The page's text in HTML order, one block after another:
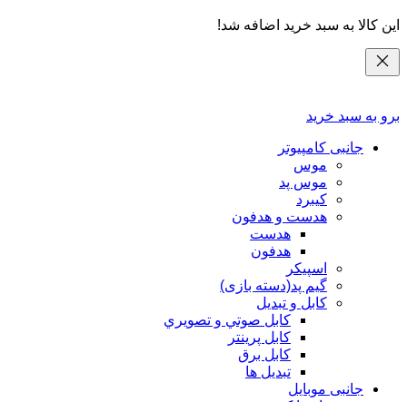
این کالا به سبد خرید اضافه شد!
برو به سبد خرید
جانبی کامپیوتر
موس
موس پد
کیبرد
هدست و هدفون
هدست
هدفون
اسپیکر
گیم پد(دسته بازی)
کابل و تبدیل
كابل صوتي و تصويري
کابل پرینتر
کابل برق
تبدیل ها
جانبی موبایل